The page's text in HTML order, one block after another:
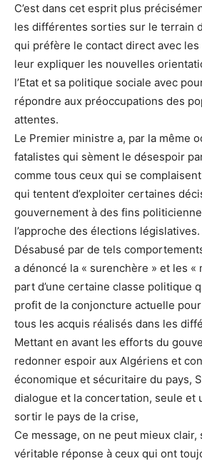
C’est dans cet esprit plus
les différentes sorties sur le terrain
qui préfère le contact direct avec
leur expliquer les nouvelles
l’Etat et sa politique sociale avec
répondre aux préoccupations des
attentes.
Le Premier ministre a, par la même
fatalistes qui sèment le désespoir
comme tous ceux qui se
qui tentent d’exploiter certaines
gouvernement à des fins
l’approche des élections législatives.
Désabusé par de tels
a dénoncé la « surenchère » et les
part d’une certaine classe politique
profit de la conjoncture actuelle
tous les acquis réalisés dans les
Mettant en avant les efforts du
redonner espoir aux Algériens et
économique et sécuritaire du pays,
dialogue et la concertation, seule et
sortir le pays de la crise,
Ce message, on ne peut mieux clair,
véritable réponse à ceux qui ont